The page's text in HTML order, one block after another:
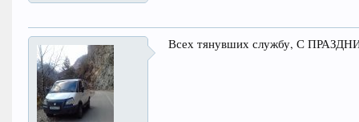
Всех тянувших службу, С